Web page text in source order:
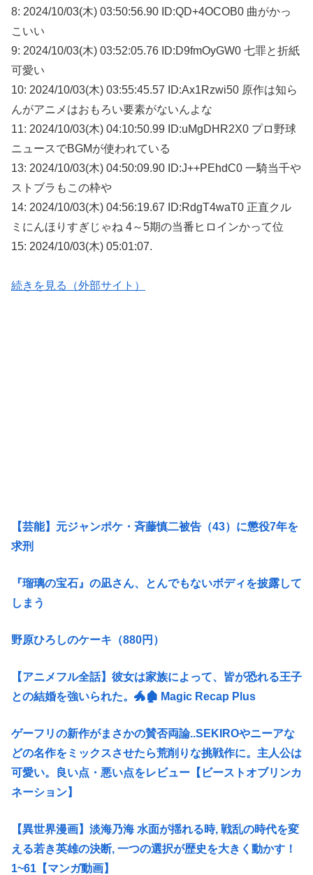
8: 2024/10/03(木) 03:50:56.90 ID:QD+4OCOB0 曲がかっ
こいい
9: 2024/10/03(木) 03:52:05.76 ID:D9fmOyGW0 七罪と折紙
可愛い
10: 2024/10/03(木) 03:55:45.57 ID:Ax1Rzwi50 原作は知ら
んがアニメはおもろい要素がないんよな
11: 2024/10/03(木) 04:10:50.99 ID:uMgDHR2X0 プロ野球
ニュースでBGMが使われている
13: 2024/10/03(木) 04:50:09.90 ID:J++PEhdC0 一騎当千や
ストブラもこの枠や
14: 2024/10/03(木) 04:56:19.67 ID:RdgT4waT0 正直クル
ミにんほりすぎじゃね 4～5期の当番ヒロインかって位
15: 2024/10/03(木) 05:01:07.
続きを見る（外部サイト）
【芸能】元ジャンポケ・斉藤慎二被告（43）に懲役7年を
求刑
『瑠璃の宝石』の凪さん、とんでもないボディを披露して
しまう
野原ひろしのケーキ（880円）
【アニメフル全話】彼女は家族によって、皆が恐れる王子
との結婚を強いられた。🐲🏚 Magic Recap Plus
ゲーフリの新作がまさかの賛否両論..SEKIROやニーアな
どの名作をミックスさせたら荒削りな挑戦作に。主人公は
可愛い。良い点・悪い点をレビュー【ビーストオブリンカ
ネーション】
【異世界漫画】淡海乃海 水面が揺れる時, 戦乱の時代を変
える若き英雄の決断, 一つの選択が歴史を大きく動かす！
1~61【マンガ動画】